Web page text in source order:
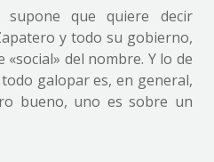
que quiere decir
y todo su gobierno,
del nombre. Y lo de
galopar es, en general,
bueno, uno es sobre un